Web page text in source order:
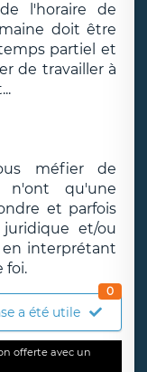
l'horaire de
doit être
partiel et
de travailler à
méfier de
n'ont qu'une
et parfois
et/ou
interprétant
foi.
a été utile
0
offerte avec un